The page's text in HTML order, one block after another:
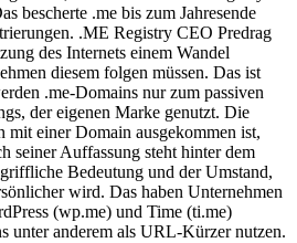
bescherte .me bis zum Jahresende
.ME Registry CEO Predrag
des Internets einem Wandel
diesem folgen müssen. Das ist
.me-Domains nur zum passiven
der eigenen Marke genutzt. Die
mit einer Domain ausgekommen ist,
seiner Auffassung steht hinter dem
Bedeutung und der Umstand,
wird. Das haben Unternehmen
(wp.me) und Time (ti.me)
unter anderem als URL-Kürzer nutzen.